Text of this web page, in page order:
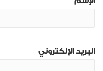
البريد الإلكتروني